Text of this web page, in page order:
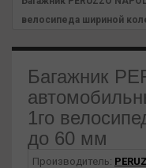
велосипеда шириной
Багажник
1го
до 60 мм
Производитель: